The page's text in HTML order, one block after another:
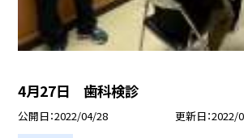
4月27日 歯科検診
公開日 2022/04/28 更新日 2022/